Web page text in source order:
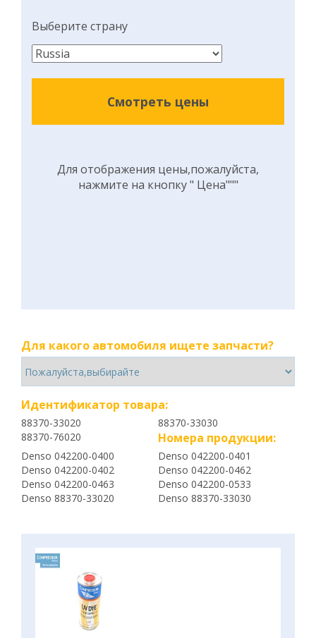
Выберите страну
Смотреть цены
Для отображения цены,пожалуйста,
нажмите на кнопку " Цена"""
Для какого автомобиля ищете запчасти?
Идентификатор товара:
88370-33020
88370-33030
88370-76020
Номера продукции:
Denso 042200-0400
Denso 042200-0401
Denso 042200-0402
Denso 042200-0462
Denso 042200-0463
Denso 042200-0533
Denso 88370-33020
Denso 88370-33030